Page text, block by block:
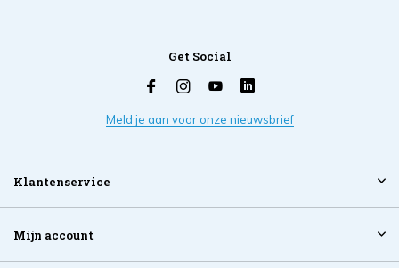
Get Social
Meld je aan voor onze nieuwsbrief
Klantenservice
Mijn account